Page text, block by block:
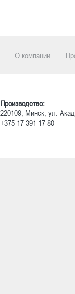
О компании
Производство:
220109, Минск, ул.
+375 17 391-17-80